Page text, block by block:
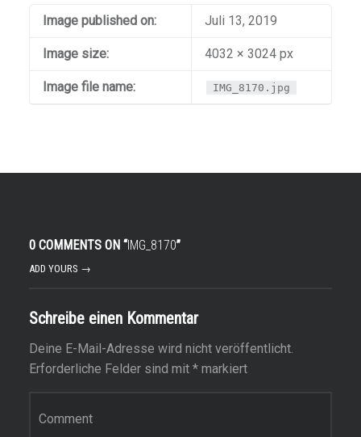
Image published on: Juli 13, 2019
Image size: 4032 × 3024 px
Image file name: IMG_8170.jpg
0 COMMENTS ON “IMG_8170”
ADD YOURS →
Schreibe einen Kommentar
Deine E-Mail-Adresse wird nicht veröffentlicht.
Erforderliche Felder sind mit *markiert